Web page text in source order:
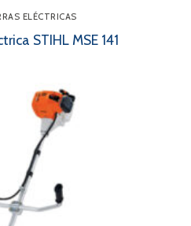
ELÉCTRICAS
STIHL MSE 141